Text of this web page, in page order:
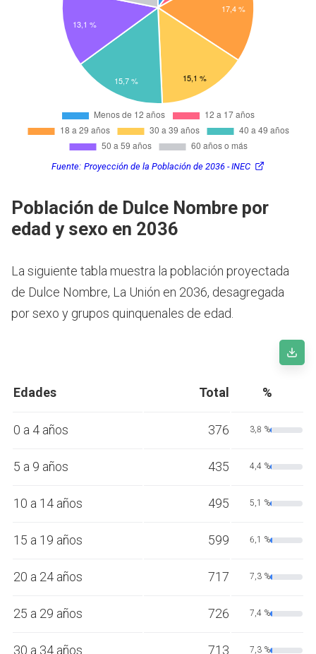
Fuente: Proyección de la Población de 2036 - INEC
Población de Dulce Nombre por
edad y sexo en 2036
La siguiente tabla muestra la población proyectada
de Dulce Nombre, La Unión en 2036, desagregada
por sexo y grupos quinquenales de edad.
Edades Total %
0 a 4 años 376 3,8 %
5 a 9 años 435 4,4 %
10 a 14 años 495 5,1 %
15 a 19 años 599 6,1 %
20 a 24 años 717 7,3 %
25 a 29 años 726 7,4 %
30 a 34 años 713 7,3 %